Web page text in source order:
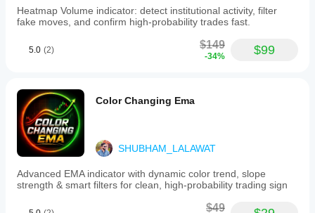
based
trend
using
24,
and
44
to
identify
strong
uptrends,
and
overall
whether
the
stays
Heatmap Volume indicator: detect institutional activity, filter
fake moves, and confirm high-probability trades fast.
5.0 (2) $149
-34% $99
Color Changing Ema
SHUBHAM_LALAWAT
Advanced EMA indicator with dynamic color trend, slope
strength & smart filters for clean, high-probability trading sign
$49